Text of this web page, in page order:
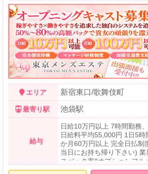
エリア 新宿東口/歌舞伎町
最寄り駅 池袋駅
給与
日給10万円以上 7時間勤務
日給料平均55,000円 1日5時
か月60万円以上 完全日払制
当日にお持ち帰り下さい)
スバック率‼オプションフル
ド制でバック率はどんどん